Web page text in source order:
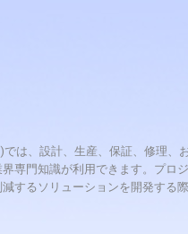
では、設計、生産、保証、修理
専門知識が利用できます。プロ
するソリューションを開発する